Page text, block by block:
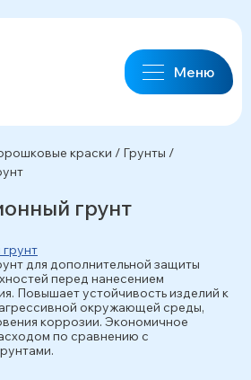
Меню
краски / Грунты /
грунт
для дополнительной защиты
перед нанесением
Повышает устойчивость изделий к
окружающей среды,
коррозии. Экономичное
по сравнению с